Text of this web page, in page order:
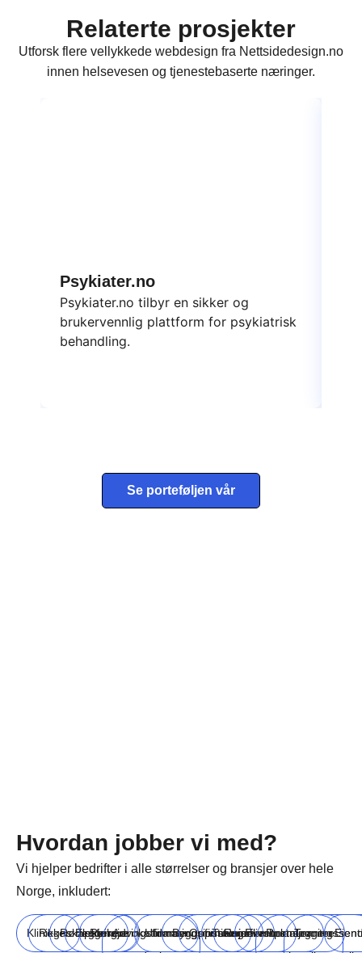
Relaterte prosjekter
Utforsk flere vellykkede webdesign fra Nettsidedesign.no
innen helsevesen og tjenestebaserte næringer.
Psykiater.no
Psykiater.no tilbyr en sikker og
brukervennlig plattform for psykiatrisk
behandling.
Se porteføljen vår
Hvordan jobber vi med?
Vi hjelper bedrifter i alle størrelser og bransjer over hele
Norge, inkludert:
Klinikker
Regnskapsførere
Rørleggere
Elektrikere
Rengjøringsfirmaer
Advokatfirmaer
Utdanningsinstitusjoner
Byggefirmaer
Oppussingsfirmaer
Turisme
Reiselivsbransjen
Eventplanleggere
Restauranter